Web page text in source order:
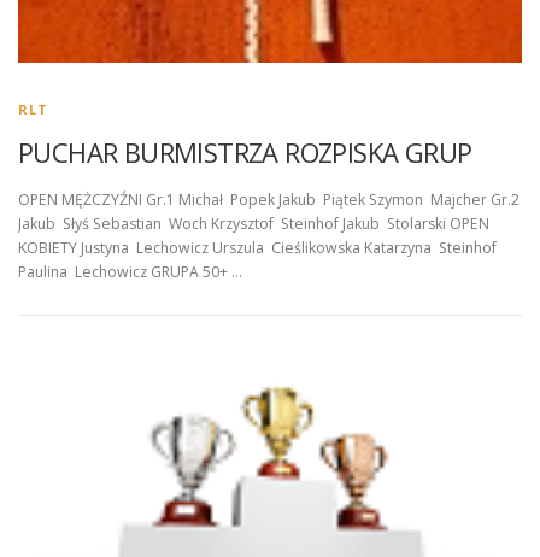
RLT
PUCHAR BURMISTRZA ROZPISKA GRUP
OPEN MĘŻCZYŹNI Gr.1 Michał Popek Jakub Piątek Szymon Majcher Gr.2
Jakub Słyś Sebastian Woch Krzysztof Steinhof Jakub Stolarski OPEN
KOBIETY Justyna Lechowicz Urszula Cieślikowska Katarzyna Steinhof
Paulina Lechowicz GRUPA 50+ …